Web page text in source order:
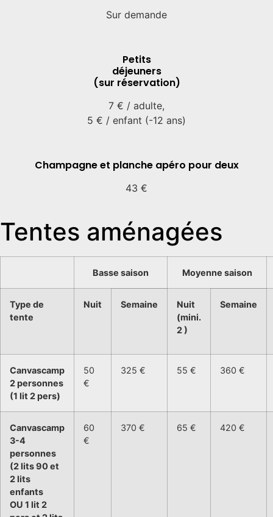
Sur demande​
Petits
déjeuners
(sur réservation)
7 € / adulte,
5 € / enfant (-12 ans)
Champagne et planche apéro pour deux
43 €​
Tentes aménagées
Basse saison Moyenne saison
Type de
tente
Nuit Semaine
Nuit
(mini.
2 )
Semaine
Canvascamp
2 personnes
(1 lit 2 pers)
50
€
325 € 55 € 360 €
Canvascamp
3-4
personnes
(2 lits 90 et
2 lits
enfants
OU 1 lit 2
60
€
370 € 65 € 420 €